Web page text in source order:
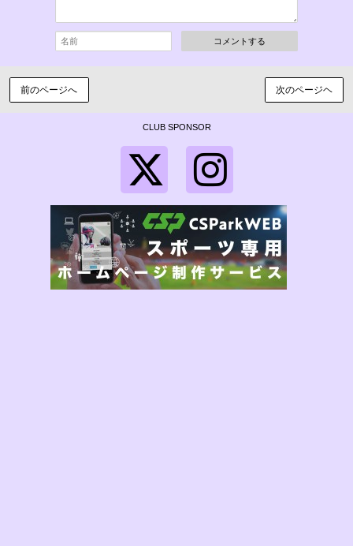
コメントする
前のページへ 次のページヘ
CLUB SPONSOR